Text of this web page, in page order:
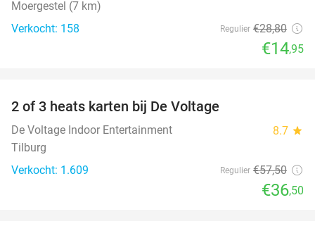
Moergestel (7 km)
Verkocht: 158
Regulier €28,80
€14,95
2 of 3 heats karten bij De Voltage
De Voltage Indoor Entertainment 8.7 star
Tilburg
Verkocht: 1.609
Regulier €57,50
€36,50